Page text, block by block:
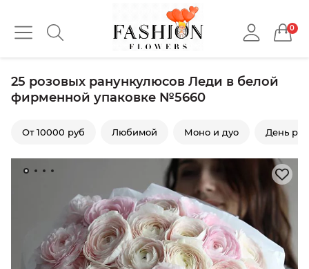
0
25 розовых ранункулюсов Леди в белой
фирменной упаковке №5660
От 10000 руб Любимой Моно и дуо День